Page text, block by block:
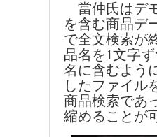
當仲氏はデ
を含む商品デ
で全文検索が
品名を1文字
名に含むよう
したファイル
商品検索であ
縮めることが